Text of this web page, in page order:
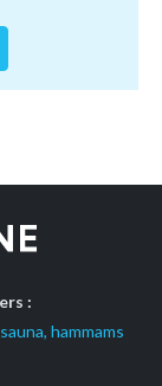
:
hammams